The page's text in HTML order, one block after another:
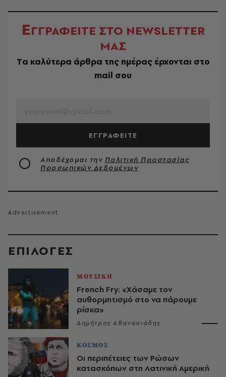
EΠΙΛΟΓΈΣ
ΜΟΥΣΙΚΗ
French Fry: «Χάσαμε τον
αυθορμητισμό στο να πάρουμε
ρίσκα»
Δημήτρης Αθανασιάδης
ΚΟΣΜΟΣ
Οι περιπέτειες των Ρώσων
κατασκόπων στη Λατινική Αμερική
ΕΓΓΡΑΦΕΙΤΕ ΣΤΟ NEWSLETTER
ΜΑΣ
Tα καλύτερα άρθρα της ημέρας έρχονται στο
mail σου
ΕΓΓΡΑΦΕΙΤΕ
Αποδέχομαι την Πολιτική Προστασίας
Προσωπικών Δεδομένων